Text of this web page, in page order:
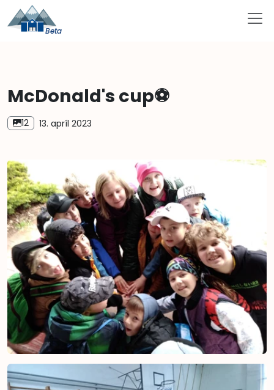
McDonald's cup⚽️
12 13. apríl 2023